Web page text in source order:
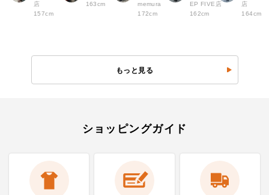
店
157cm
163cm
memura
172cm
EP FIVE店
162cm
店
164cm
もっと見る
ショッピングガイド